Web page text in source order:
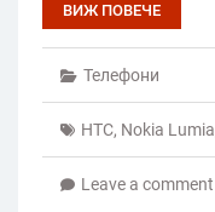
ВИЖ ПОВЕЧЕ
Телефони
HTC, Nokia Lumia
Leave a comment